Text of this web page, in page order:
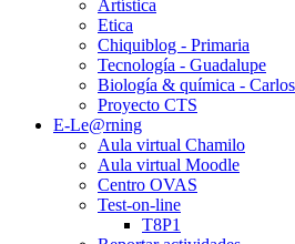
Artística
Etica
Chiquiblog - Primaria
Tecnología - Guadalupe
Biología & química - Carlos
Proyecto CTS
E-Le@rning
Aula virtual Chamilo
Aula virtual Moodle
Centro OVAS
Test-on-line
T8P1